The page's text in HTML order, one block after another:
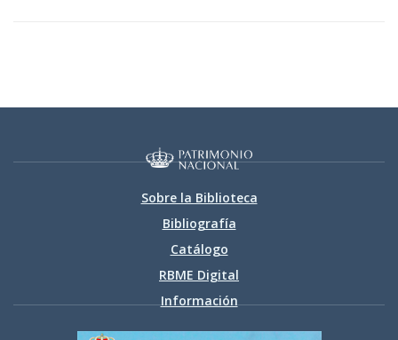
Sobre la Biblioteca
Bibliografía
Catálogo
RBME Digital
Información